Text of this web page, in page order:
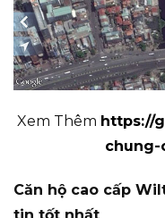
Xem Thêm https://
chung-
Căn hộ cao cấp